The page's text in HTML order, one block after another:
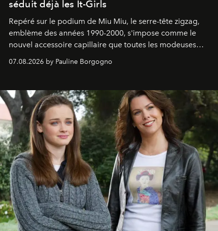
séduit déjà les It-Girls
Repéré sur le podium de Miu Miu, le serre-tête zigzag,
emblème des années 1990-2000, s'impose comme le
nouvel accessoire capillaire que toutes les modeuses
07.08.2026 by Pauline Borgogno